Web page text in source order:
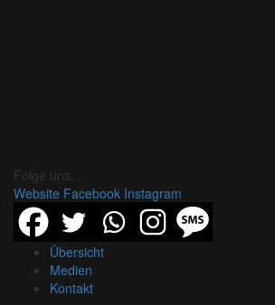
Folge uns...
Website Facebook Instagram
Übersicht
Medien
Kontakt